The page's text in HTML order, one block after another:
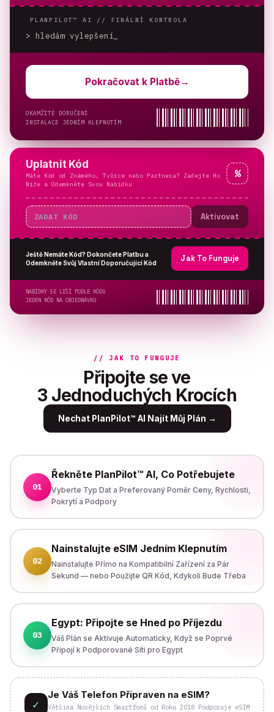
PLANPILOT™ AI // FINÁLNÍ KONTROLA
> hledám vylepšení
Pokračovat k Platbě→
OKAMŽITÉ DORUČENÍ
INSTALACE JEDNÍM KLEPNUTÍM
Uplatnit Kód
Máte Kód od Známého, Tvůrce nebo Partnera? Zadejte Ho
Níže a Odemkněte Svou Nabídku
%
Aktivovat
Ještě Nemáte Kód? Dokončete Platbu a
Odemkněte Svůj Vlastní Doporučující Kód
Jak To Funguje
NABÍDKY SE LIŠÍ PODLE KÓDU
JEDEN KÓD NA OBJEDNÁVKU
// JAK TO FUNGUJE
Připojte se ve
3 Jednoduchých Krocích
Nechat PlanPilot™ AI Najít Můj Plán →
01
Řekněte PlanPilot™ AI, Co Potřebujete
Vyberte Typ Dat a Preferovaný Poměr Ceny, Rychlosti,
Pokrytí a Podpory
02
Nainstalujte eSIM Jedním Klepnutím
Nainstalujte Přímo na Kompatibilní Zařízení za Pár
Sekund — nebo Použijte QR Kód, Kdykoli Bude Třeba
03
Egypt: Připojte se Hned po Příjezdu
Váš Plán se Aktivuje Automaticky, Když se Poprvé
Připojí k Podporované Síti pro Egypt
✓
Je Váš Telefon Připraven na eSIM?
Většina Novějších Smartfonů od Roku 2018 Podporuje eSIM